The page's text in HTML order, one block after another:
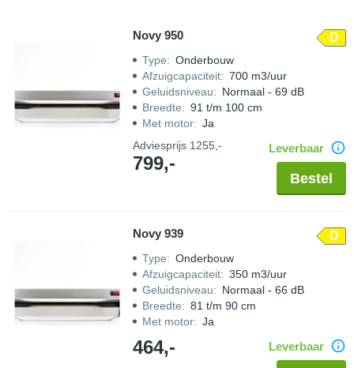
Novy 950 D
Type: Onderbouw
Afzuigcapaciteit: 700 m3/uur
Geluidsniveau: Normaal - 69 dB
Breedte: 91 t/m 100 cm
Met motor: Ja
Adviesprijs 1255,-
799,-
Leverbaar
Bestel
Novy 939 D
Type: Onderbouw
Afzuigcapaciteit: 350 m3/uur
Geluidsniveau: Normaal - 66 dB
Breedte: 81 t/m 90 cm
Met motor: Ja
464,- Leverbaar